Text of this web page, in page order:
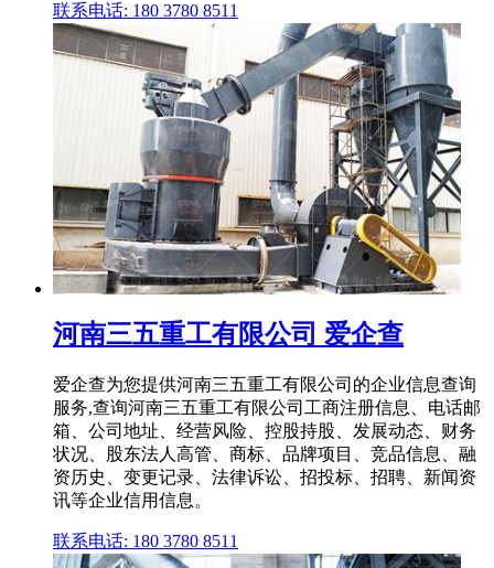
联系电话: 180 3780 8511
河南三五重工有限公司 爱企查
爱企查为您提供河南三五重工有限公司的企业信息查询
服务,查询河南三五重工有限公司工商注册信息、电话邮
箱、公司地址、经营风险、控股持股、发展动态、财务
状况、股东法人高管、商标、品牌项目、竞品信息、融
资历史、变更记录、法律诉讼、招投标、招聘、新闻资
讯等企业信用信息。
联系电话: 180 3780 8511